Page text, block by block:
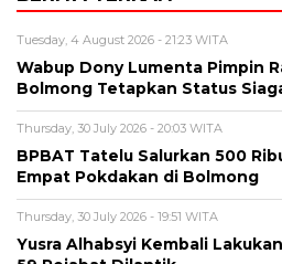
Tuesday, 4 August 2026 - 21:23 WITA
Wabup Dony Lumenta Pimpin
Bolmong Tetapkan Status
Thursday, 30 July 2026 - 20:03 WITA
BPBAT Tatelu Salurkan 500
Empat Pokdakan di Bolmong
Thursday, 30 July 2026 - 19:51 WITA
Yusra Alhabsyi Kembali